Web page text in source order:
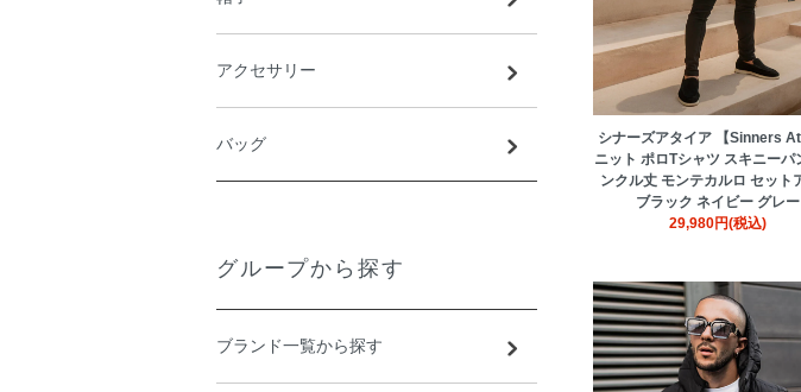
シナーズアタイア 【Sinners
ニット ポロTシャツ スキニーパ
ンクル丈 モンテカルロ セット
ブラック ネイビー グレー
29,980円(税込)
アクセサリー
バッグ
グループから探す
ブランド一覧から探す